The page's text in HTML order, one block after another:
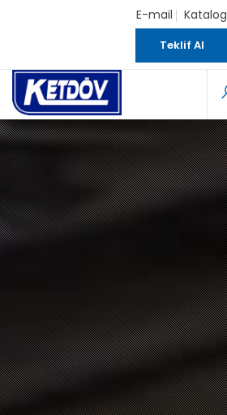
E-mail Katalog
Teklif Al